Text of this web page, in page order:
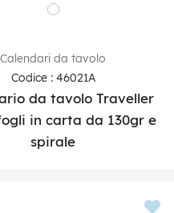
Calendari da tavolo
Codice : 46021A
da tavolo Traveller
in carta da 130gr e
spirale